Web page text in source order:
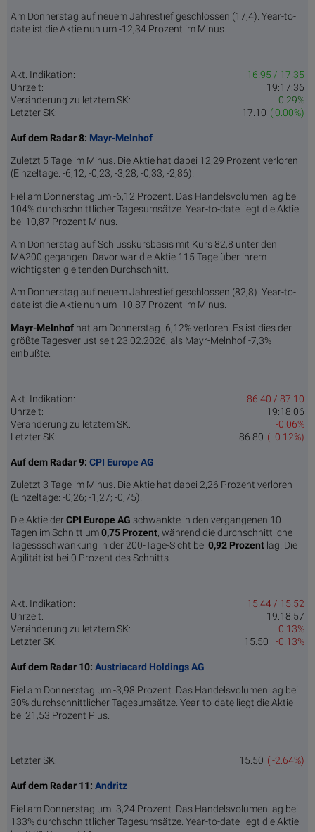
Am Donnerstag auf neuem Jahrestief geschlossen (17,4). Year-to-
date ist die Aktie nun um -12,34 Prozent im Minus.
Akt. Indikation:
16.95 / 17.35
Uhrzeit:
19:17:36
Veränderung zu letztem SK:
0.29%
Letzter SK:
( 0.00%)
17.10
Auf dem Radar 8: Mayr-Melnhof
Zuletzt 5 Tage im Minus. Die Aktie hat dabei 12,29 Prozent verloren
(Einzeltage: -6,12; -0,23; -3,28; -0,33; -2,86).
Fiel am Donnerstag um -6,12 Prozent. Das Handelsvolumen lag bei
104% durchschnittlicher Tagesumsätze. Year-to-date liegt die Aktie
bei 10,87 Prozent Minus.
Am Donnerstag auf Schlusskursbasis mit Kurs 82,8 unter den
MA200 gegangen. Davor war die Aktie 115 Tage über ihrem
wichtigsten gleitenden Durchschnitt.
Am Donnerstag auf neuem Jahrestief geschlossen (82,8). Year-to-
date ist die Aktie nun um -10,87 Prozent im Minus.
Mayr-Melnhof hat am Donnerstag -6,12% verloren. Es ist dies der
größte Tagesverlust seit 23.02.2026, als Mayr-Melnhof -7,3%
einbüßte.
Akt. Indikation:
86.40 / 87.10
Uhrzeit:
19:18:06
Veränderung zu letztem SK:
-0.06%
Letzter SK:
( -0.12%)
86.80
Auf dem Radar 9: CPI Europe AG
Zuletzt 3 Tage im Minus. Die Aktie hat dabei 2,26 Prozent verloren
(Einzeltage: -0,26; -1,27; -0,75).
Die Aktie derCPI Europe AG schwankte in den vergangenen 10
Tagen im Schnitt um0,75 Pro­zent, während die durchschnittliche
Tagessschwankung in der 200-Tage-Sicht bei 0,92 Prozent lag. Die
Agilität ist bei 0 Prozent des Schnitts.
Akt. Indikation:
15.44 / 15.52
Uhrzeit:
19:18:57
Veränderung zu letztem SK:
-0.13%
Letzter SK:
-0.13%
15.50
Auf dem Radar 10: Austriacard Holdings AG
Fiel am Donnerstag um -3,98 Prozent. Das Handelsvolumen lag bei
30% durchschnittlicher Tagesumsätze. Year-to-date liegt die Aktie
bei 21,53 Prozent Plus.
Letzter SK: ( -2.64%)
15.50
Auf dem Radar 11: Andritz
Fiel am Donnerstag um -3,24 Prozent. Das Handelsvolumen lag bei
133% durchschnittlicher Tagesumsätze. Year-to-date liegt die Aktie